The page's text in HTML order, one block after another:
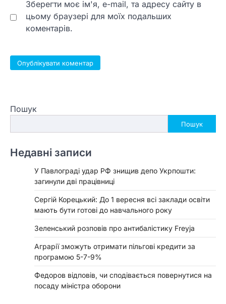
Зберегти моє ім'я, e-mail, та адресу сайту в
цьому браузері для моїх подальших
коментарів.
Пошук
Пошук
Недавні записи
У Павлограді удар РФ знищив депо Укрпошти:
загинули дві працівниці
Сергій Корецький: До 1 вересня всі заклади освіти
мають бути готові до навчального року
Зеленський розповів про антибалістику Freyja
Аграрії зможуть отримати пільгові кредити за
програмою 5-7-9%
Федоров відповів, чи сподівається повернутися на
посаду міністра оборони